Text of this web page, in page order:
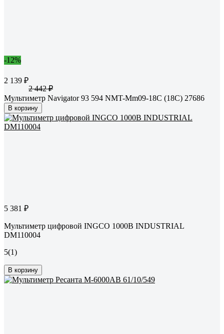
-12%
2 139 ₽
2 442 ₽
Мультиметр Navigator 93 594 NMT-Mm09-18C (18C) 27686
В корзину
5 381 ₽
Мультиметр цифровой INGCO 1000В INDUSTRIAL
DM110004
5(1)
В корзину